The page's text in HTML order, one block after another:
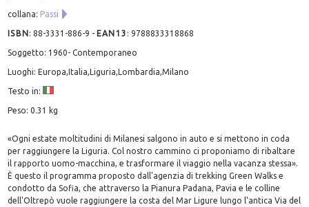
collana: Passi
ISBN:88-3331-886-9 - EAN13 :9788833318868
Soggetto: 1960- Contemporaneo
Luoghi: Europa,Italia,Liguria,Lombardia,Milano
Testo in:
Peso: 0.31 kg
«Ogni estate moltitudini di Milanesi salgono in auto e si mettono in coda
per raggiungere la Liguria. Col nostro cammino ci proponiamo di ribaltare
il rapporto uomo-macchina, e trasformare il viaggio nella vacanza stessa».
È questo il programma proposto dall'agenzia di trekking Green Walks e
condotto da Sofia, che attraverso la Pianura Padana, Pavia e le colline
dell'Oltrepò vuole raggiungere la costa del Mar Ligure lungo l'antica Via del